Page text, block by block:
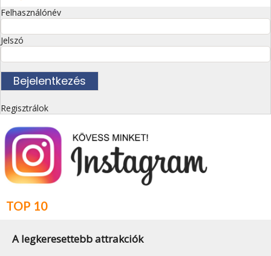
Felhasználónév
Jelszó
Regisztrálok
TOP 10
A legkeresettebb attrakciók